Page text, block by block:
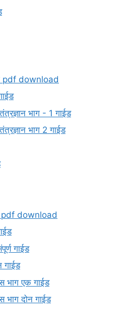
pdf download
तंत्रज्ञान भाग - 1 गाईड
भाग 2 गाईड
pdf download
गाईड
गाईड
भाग एक गाईड
भाग दोन गाईड